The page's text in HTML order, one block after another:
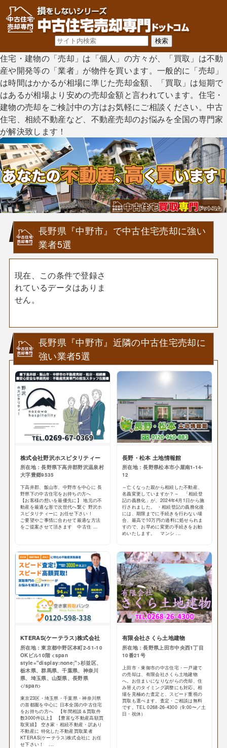
住宅・建物の「売却」は「個人」の方々が、「買取」は不動
産や開発等の「業者」が物件を買います。一般的に「売却」
は時間はかかるが相場に準じた売却金額、「買取」は短期で
はあるが相場より安めの売却金額と言われています。住宅・
建物の売却をご検討中の方はお気軽にご相談ください。中古
住宅、相続不動産など、不動産売却のお悩みを全国の専門家
が解決致します！
長野県『中野市』で中古住宅売却に強い
業者5選
現在、この条件で登録さ
れているデータはありま
せん。
長野県『中野市』近隣の中古住宅売却に
強い業者5選
株式会社野沢ホスピタリティー
所在地：長野県下高井郡野沢温泉村
大字豊郷9535
下高井郡、飯山市、中野市を中心に 長
野県下の中古住宅をお持ちの方へ
【お客様の想いを最優先に】 地元の不
動産を最適な形で次世代へ繋ぐ 野沢ホ
スピタリティーに お任せ下さい！
ご要望やご事情に合わせて最適な方法
をご提案させて頂きます 中古住 ...
長野・松本 土地情報館
所在地：長野県松本市小屋南1-14-
12
～亡くなった親から相続した不動産、
名義変更していますか？～ 「相続登
記の義務化」が、2024年4月1日から施
行されました。 ・相続登記の義務化後
には、期限までに手続きを行わない場
合、最高で10万円の過料に処せられま
すので、お早めに変更の手続きをお勧
めいたします。 マンシ ...
KTERAS(ケーテラス)株式会社
所在地：東京都中野区本町2-51-10
OKビル10階 <span
style="display:none;">杉並区、
栃木県、群馬県、千葉県、神奈川
県、埼玉県、山梨県、長野県
</span>
東京23区・埼玉県・千葉県・神奈川県
の首都圏を中心に 日本全国の中古住宅
をお持ちの方へ 【年間相談＆買取件
数3000件以上】 【豊富な不動産高額買
取実績】 空き家・相続不動産・訳あり
不動産に 特化した不動産買取業者
KTERAS(ケーテラス)株式会社に お任
せ下さい！ ...
有限会社さくら土地建物
所在地：長野県上田市中央西1丁目
10番21号
上田市・東御市の中古住宅・一戸建て
の売却は、有限会社さくら土地建物
へ。お住まいになりながらの売却、住
み替えのタイミング調整にも対応。相
場を見極めた査定と、スピード重視の
買取も選べます。査定・ご相談は無料
です。TEL 0268-26-4300（9:00〜／土
日・祝休）